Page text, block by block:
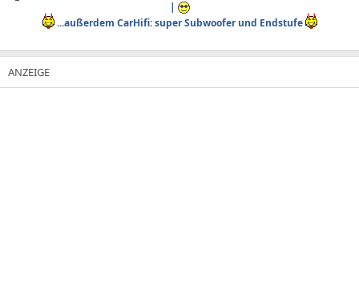
|
...außerdem CarHifi: super Subwoofer und Endstufe